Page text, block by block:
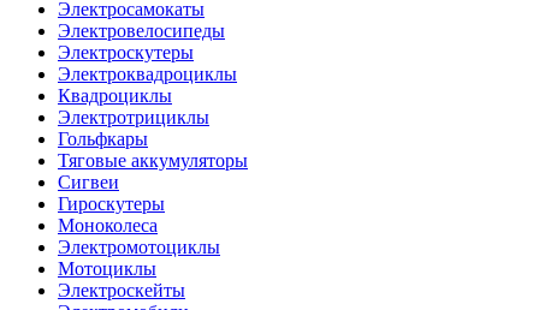
Электросамокаты
Электровелосипеды
Электроскутеры
Электроквадроциклы
Квадроциклы
Электротрициклы
Гольфкары
Тяговые аккумуляторы
Сигвеи
Гироскутеры
Моноколеса
Электромотоциклы
Мотоциклы
Электроскейты